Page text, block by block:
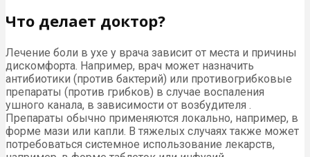
Что делает доктор?
Лечение боли в ухе у врача зависит от места и причины
дискомфорта. Например, врач может назначить
антибиотики (против бактерий) или противогрибковые
препараты (против грибков) в случае воспаления
ушного канала, в зависимости от возбудителя .
Препараты обычно применяются локально, например, в
форме мази или капли. В тяжелых случаях также может
потребоваться системное использование лекарств,